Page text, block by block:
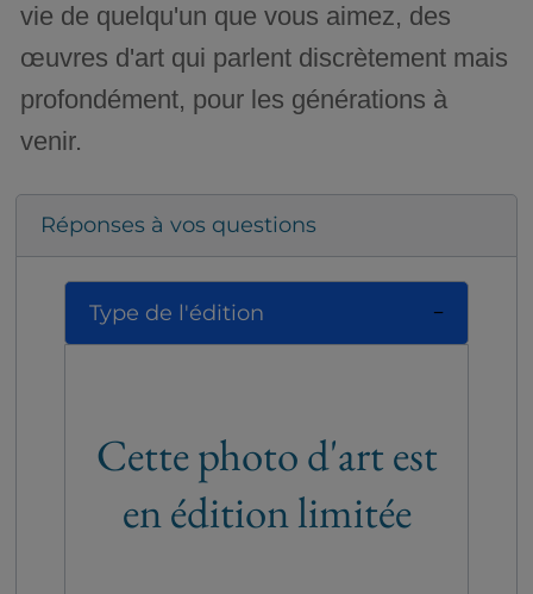
vie de quelqu'un que vous aimez, des
œuvres d'art qui parlent discrètement mais
profondément, pour les générations à
venir.
Réponses à vos questions
Type de l'édition
Cette photo d'art est
en édition limitée